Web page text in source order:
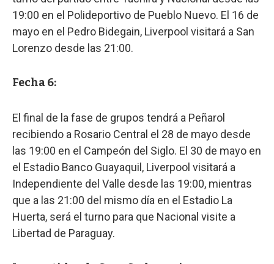
19:00 en el Polideportivo de Pueblo Nuevo. El 16 de
mayo en el Pedro Bidegain, Liverpool visitará a San
Lorenzo desde las 21:00.
Fecha 6:
El final de la fase de grupos tendrá a Peñarol
recibiendo a Rosario Central el 28 de mayo desde
las 19:00 en el Campeón del Siglo. El 30 de mayo en
el Estadio Banco Guayaquil, Liverpool visitará a
Independiente del Valle desde las 19:00, mientras
que a las 21:00 del mismo día en el Estadio La
Huerta, será el turno para que Nacional visite a
Libertad de Paraguay.